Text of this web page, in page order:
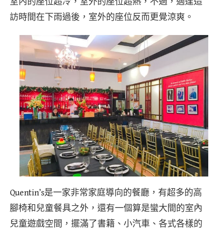
訪時間在下雨過後，室外的座位反而更覺涼爽。
Quentin’s是一家非常家庭導向的餐廳，有超多的高
腳椅和兒童餐具之外，還有一個算是蠻大間的室內
兒童遊戲空間，擺滿了書籍、小汽車、各式各樣的